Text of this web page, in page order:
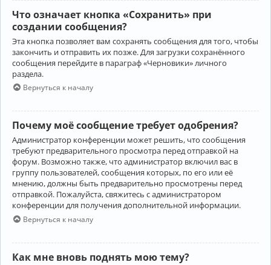
Что означает кнопка «Сохранить» при
создании сообщения?
Эта кнопка позволяет вам сохранять сообщения для того, чтобы
закончить и отправить их позже. Для загрузки сохранённого
сообщения перейдите в параграф «Черновики» личного
раздела.
Вернуться к началу
Почему моё сообщение требует одобрения?
Администратор конференции может решить, что сообщения
требуют предварительного просмотра перед отправкой на
форум. Возможно также, что администратор включил вас в
группу пользователей, сообщения которых, по его или её
мнению, должны быть предварительно просмотрены перед
отправкой. Пожалуйста, свяжитесь с администратором
конференции для получения дополнительной информации.
Вернуться к началу
Как мне вновь поднять мою тему?